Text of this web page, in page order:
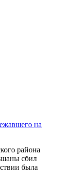
на
района
сбил
была